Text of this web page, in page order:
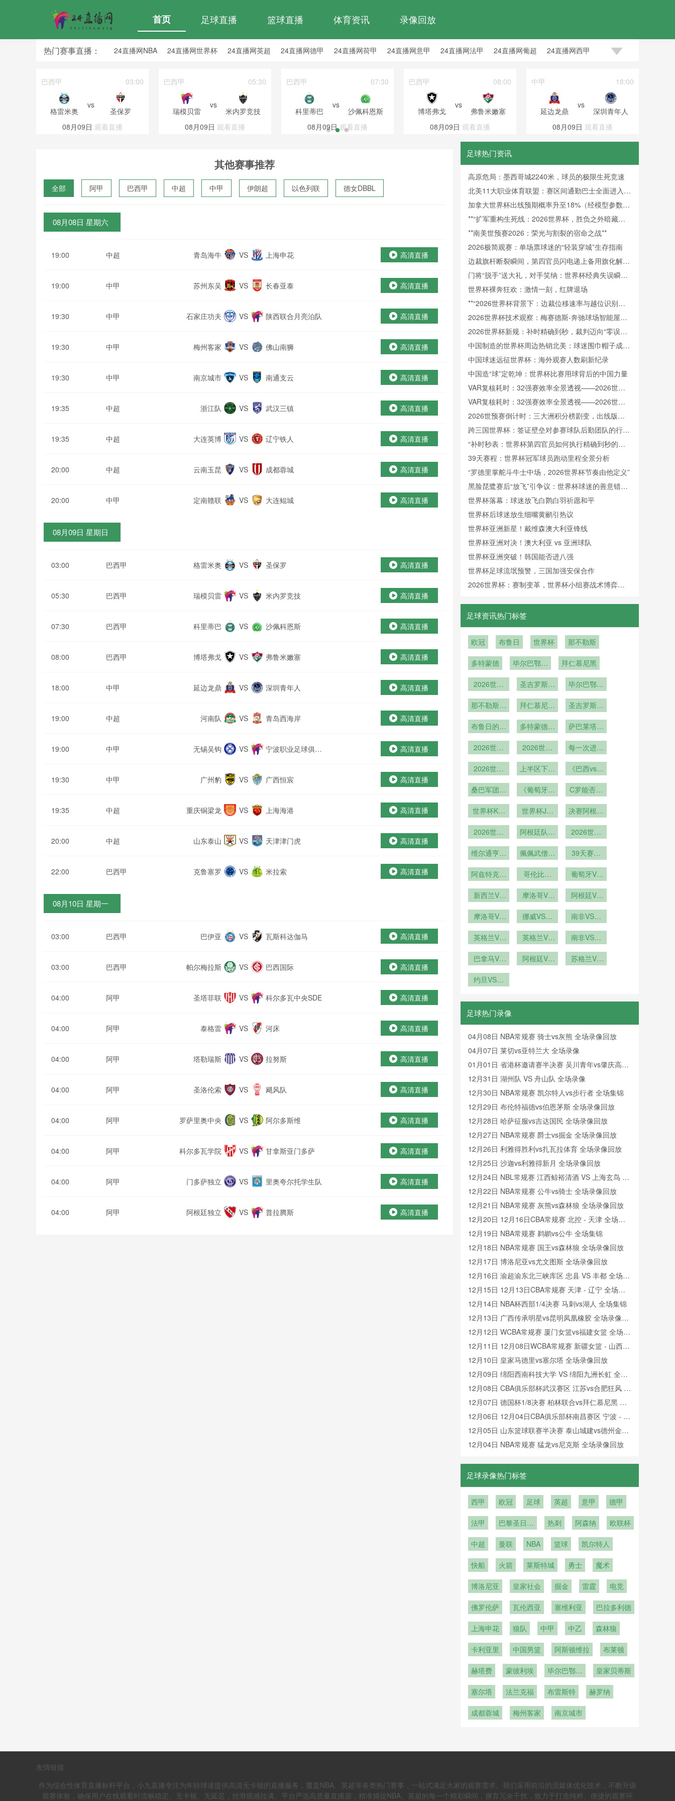
首页 足球直播 篮球直播 体育资讯 录像回放
热门赛事直播： 24直播网NBA 24直播网世界杯 24直播网英超 24直播网德甲 24直播网荷甲 24直播网意甲 24直播网法甲 24直播网葡超 24直播网西甲
巴西甲 03:00
格雷米奥
vs
圣保罗
08月09日 观看直播
巴西甲 05:30
瑞模贝雷
vs
米内罗竞技
08月09日 观看直播
巴西甲 07:30
科里蒂巴
vs
沙佩科恩斯
08月09日 观看直播
巴西甲 08:00
博塔弗戈
vs
弗鲁米嫩塞
08月09日 观看直播
中甲 18:00
延边龙鼎
vs
深圳青年人
08月09日 观看直播
其他赛事推荐
全部 阿甲 巴西甲 中超 中甲 伊朗超 以色列联 德女DBBL
波黑联
08月08日 星期六
19:00 中超 青岛海牛 VS 上海申花 高清直播
19:00 中甲 苏州东吴 VS 长春亚泰 高清直播
19:30 中甲 石家庄功夫 VS 陕西联合月亮泊队 高清直播
19:30 中甲 梅州客家 VS 佛山南狮 高清直播
19:30 中甲 南京城市 VS 南通支云 高清直播
19:35 中超 浙江队 VS 武汉三镇 高清直播
19:35 中超 大连英博 VS 辽宁铁人 高清直播
20:00 中超 云南玉昆 VS 成都蓉城 高清直播
20:00 中甲 定南赣联 VS 大连鲲城 高清直播
08月09日 星期日
03:00 巴西甲 格雷米奥 VS 圣保罗 高清直播
05:30 巴西甲 瑞模贝雷 VS 米内罗竞技 高清直播
07:30 巴西甲 科里蒂巴 VS 沙佩科恩斯 高清直播
08:00 巴西甲 博塔弗戈 VS 弗鲁米嫩塞 高清直播
18:00 中甲 延边龙鼎 VS 深圳青年人 高清直播
19:00 中超 河南队 VS 青岛西海岸 高清直播
19:00 中甲 无锡吴钩 VS 宁波职业足球俱乐
部
高清直播
19:30 中甲 广州豹 VS 广西恒宸 高清直播
19:35 中超 重庆铜梁龙 VS 上海海港 高清直播
20:00 中超 山东泰山 VS 天津津门虎 高清直播
22:00 巴西甲 克鲁塞罗 VS 米拉索 高清直播
08月10日 星期一
03:00 巴西甲 巴伊亚 VS 瓦斯科达伽马 高清直播
03:00 巴西甲 帕尔梅拉斯 VS 巴西国际 高清直播
04:00 阿甲 圣塔菲联 VS 科尔多瓦中央SDE 高清直播
04:00 阿甲 泰格雷 VS 河床 高清直播
04:00 阿甲 塔勒瑞斯 VS 拉努斯 高清直播
04:00 阿甲 圣洛伦索 VS 飓风队 高清直播
04:00 阿甲 罗萨里奥中央 VS 阿尔多斯维 高清直播
04:00 阿甲 科尔多瓦学院 VS 甘拿斯亚门多萨 高清直播
04:00 阿甲 门多萨独立 VS 里奥夸尔托学生队 高清直播
04:00 阿甲 阿根廷独立 VS 普拉腾斯 高清直播
足球热门资讯
高原危局：墨西哥城2240米，球员的极限生死竞速
北美11大职业体育联盟：赛区间通勤巴士全面进入零
排放时代
加拿大世界杯出线预期概率升至18%（经模型参数修
正）
**“扩军重构生死线：2026世界杯，胜负之外暗藏新
法则”**
**南美世预赛2026：荣光与割裂的宿命之战**
2026极简观赛：单场票球迷的“轻装穿城”生存指南
边裁旗杆断裂瞬间，第四官员闪电递上备用旗化解赛
场意外
门将“脱手”送大礼，对手笑纳：世界杯经典失误瞬间
重现
世界杯裸奔狂欢：激情一刻，红牌退场
**“2026世界杯背景下：边裁位移速率与越位识别精
度的协同效应分析”**
2026世界杯技术观察：梅赛德斯-奔驰球场智能屋顶
系统对环境变化的动态适应机制
2026世界杯新规：补时精确到秒，裁判迈向“零误
差”时代
中国制造的世界杯周边热销北美：球迷围巾帽子成抢
手货
中国球迷远征世界杯：海外观赛人数刷新纪录
中国造“球”定乾坤：世界杯比赛用球背后的中国力量
VAR复核耗时：32强赛效率全景透视——2026世界
杯北美区备战启示
VAR复核耗时：32强赛效率全景透视——2026世界
杯北美区备战启示
2026世预赛倒计时：三大洲积分榜剧变，出线版图
全面洗牌
跨三国世界杯：签证壁垒对参赛球队后勤团队的行政
负荷剖析
“补时秒表：世界杯第四官员如何执行精确到秒的时
间管理”
39天赛程：世界杯冠军球员跑动里程全景分析
“罗德里掌舵斗牛士中场，2026世界杯节奏由他定义”
黑脸琵鹭赛后“放飞”引争议：世界杯球迷的善意错
付？
世界杯落幕：球迷放飞白鹮白羽祈愿和平
世界杯后球迷放生细嘴黄鹂引热议
世界杯亚洲新星！戴维森澳大利亚锋线
世界杯亚洲对决！澳大利亚 vs 亚洲球队
世界杯亚洲突破！韩国能否进八强
世界杯足球流氓预警，三国加强安保合作
2026世界杯：赛制变革，世界杯小组赛战术博弈更
足球资讯热门标签
欧冠 布鲁日 世界杯 那不勒斯
多特蒙德
毕尔巴鄂竞
拜仁慕尼黑
2026世界
圣吉罗斯联
毕尔巴鄂竞
路
那不勒斯的
拜仁慕尼黑
圣吉罗斯联
路
布鲁日的比
多特蒙德的
萨巴莱塔谈
队：法国&
格兰&巴西
2026世界
间常见疾病
2026世界
榜实时更新
每一次进球
2026世界
阵图解析
上半区下半
《巴西vs德
年“7 1惨
聚首
桑巴军团能
《葡萄牙vs
2016年欧
仇战
C罗能否雪
世界杯K组
维亚沙特智
世界杯J组
及利亚厄瓜
决赛阿根廷
2026世界
重现上届恩
阿根廷队成
2026世界
足坛传奇
维尔通亨比
代终章
佩佩武僧转
会
39天赛程
赛之间的恢
加墨世界杯
阿兹特克球
办的草皮更
2026年世
哥伦比亚
播哥伦比亚
线直播
葡萄牙VS
坦直播葡萄
别克斯坦在
新西兰VS
VS埃及直
摩洛哥VS
洛哥VS海
阿根廷VS
廷VS奥地
摩洛哥VS
VS海地直
挪威VS塞
挪威VS塞
直播
南非VS韩
韩国直播
英格兰VS
VS加纳直
英格兰VS
格兰VS加
南非VS韩
VS韩国在
巴拿马VS
拿马VS克
阿根廷VS
直播
苏格兰VS
约旦VS阿
播约旦VS
阿尔及利亚
足球热门录像
04月08日 NBA常规赛 骑士vs灰熊 全场录像回放
04月07日 莱切vs亚特兰大 全场录像
01月01日 省港杯邀请赛半决赛 吴川青年vs肇庆高要
金利诚峻 全场录像回放
12月31日 湖州队 VS 舟山队 全场录像
12月30日 NBA常规赛 凯尔特人vs步行者 全场集锦
12月29日 布伦特福德vs伯恩茅斯 全场录像回放
12月28日 哈萨征服vs吉达国民 全场录像回放
12月27日 NBA常规赛 爵士vs掘金 全场录像回放
12月26日 利雅得胜利vs扎瓦拉体育 全场录像回放
12月25日 沙迦vs利雅得新月 全场录像回放
12月24日 NBL常规赛 江西鲸裕清酒 VS 上海玄鸟 全
场录像
12月22日 NBA常规赛 公牛vs骑士 全场录像回放
12月21日 NBA常规赛 灰熊vs森林狼 全场录像回放
12月20日 12月16日CBA常规赛 北控 - 天津 全场录
像
12月19日 NBA常规赛 鹈鹕vs公牛 全场集锦
12月18日 NBA常规赛 国王vs森林狼 全场录像回放
12月17日 博洛尼亚vs尤文图斯 全场录像回放
12月16日 渝超渝东北三峡库区 忠县 VS 丰都 全场录
像
12月15日 12月13日CBA常规赛 天津 - 辽宁 全场录
像
12月14日 NBA杯西部1/4决赛 马刺vs湖人 全场集锦
12月13日 广西传承明星vs昆明凤凰橡胶 全场录像回
放
12月12日 WCBA常规赛 厦门女篮vs福建女篮 全场录
像回放
12月11日 12月08日WCBA常规赛 新疆女篮 - 山西女
篮 全场录像
12月10日 皇家马德里vs塞尔塔 全场录像回放
12月09日 绵阳西南科技大学 VS 绵阳九洲长虹 全场
录像
12月08日 CBA俱乐部杯武汉赛区 江苏vs合肥狂风 全
场录像回放
12月07日 德国杯1/8决赛 柏林联合vs拜仁慕尼黑 全
场录像回放
12月06日 12月04日CBA俱乐部杯南昌赛区 宁波 - 上
海 全场录像
12月05日 山东篮球联赛半决赛 泰山城建vs德州金辰
大圣 全场录像回放
12月04日 NBA常规赛 猛龙vs尼克斯 全场录像回放
足球录像热门标签
西甲 欧冠 足球 英超 意甲 德甲
法甲
巴黎圣日耳
热刺 阿森纳 欧联杯
中超 曼联 NBA 篮球 凯尔特人
快船 火箭 莱斯特城 勇士 魔术
博洛尼亚 皇家社会 掘金 雷霆 电竞
佛罗伦萨 瓦伦西亚 塞维利亚 巴拉多利德
上海申花 狼队 中甲 中乙 森林狼
卡利亚里 中国男篮 阿斯顿维拉 布莱顿
赫塔费 蒙彼利埃
毕尔巴鄂竞
皇家贝蒂斯
塞尔塔 法兰克福 布雷斯特 赫罗纳
成都蓉城 梅州客家 南京城市
友情链接
作为综合性体育直播标杆平台，小九直播专注为年轻球迷提供高清无卡顿的直播服务，覆盖NBA、英超等各类热门赛事，一站式满足大家的观赛需求。我们采用前沿的流媒体优化技术，不断升级
观赛体验，确保用户在线观看时流畅稳定、无卡顿、无延迟，丝滑观感拉满。平台严选高质量直播源，精准捕捉NBA、英超的每一个精彩瞬间，摒弃冗余干扰，致力于打造纯粹、便捷的观赛环